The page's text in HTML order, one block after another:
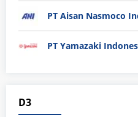
PT Aisan Nasmoco
PT Yamazaki
D3